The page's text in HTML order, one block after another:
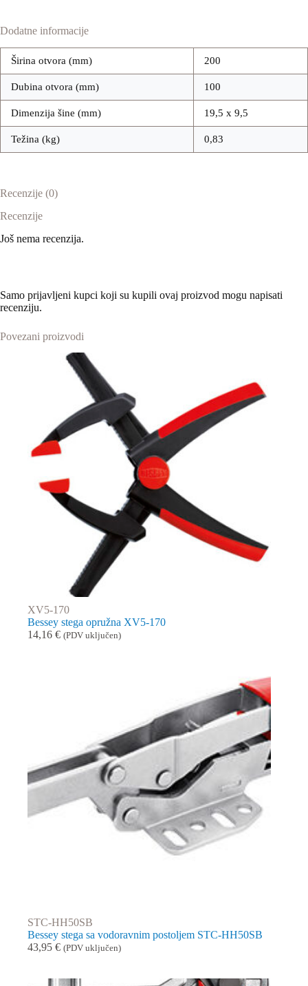
Dodatne informacije
Širina otvora (mm) 200
Dubina otvora (mm) 100
Dimenzija šine (mm) 19,5 x 9,5
Težina (kg) 0,83
Recenzije (0)
Recenzije
Još nema recenzija.
Samo prijavljeni kupci koji su kupili ovaj proizvod mogu napisati
recenziju.
Povezani proizvodi
XV5-170
Bessey stega opružna XV5-170
14,16 € (PDV uključen)
STC-HH50SB
Bessey stega sa vodoravnim postoljem STC-HH50SB
43,95 € (PDV uključen)